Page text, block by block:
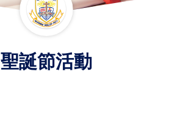
聖誕節活動